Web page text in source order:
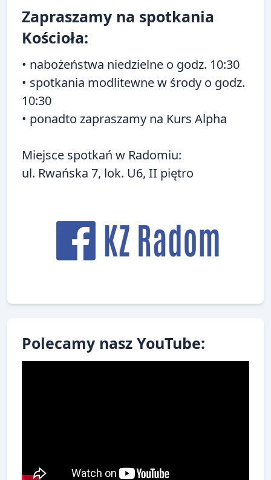
reader-
text">Page</span>
Zapraszamy na spotkania
Kościoła:
• nabożeństwa niedzielne o godz. 10:30
• spotkania modlitewne w środy o godz.
10:30
• ponadto zapraszamy na Kurs Alpha
Miejsce spotkań w Radomiu:
ul. Rwańska 7, lok. U6, II piętro
Polecamy nasz YouTube: